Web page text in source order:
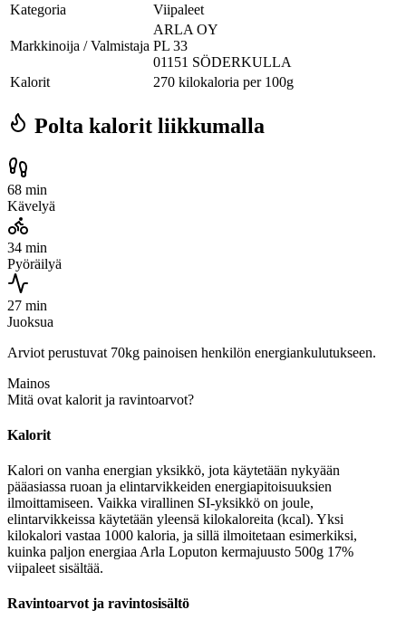
Kategoria
Viipaleet
Markkinoija / Valmistaja
ARLA OY
PL 33
01151 SÖDERKULLA
Kalorit
270 kilokaloria per 100g
Polta kalorit liikkumalla
68 min
Kävelyä
34 min
Pyöräilyä
27 min
Juoksua
Arviot perustuvat 70kg painoisen henkilön energiankulutukseen.
Mainos
Mitä ovat kalorit ja ravintoarvot?
Kalorit
Kalori on vanha energian yksikkö, jota käytetään nykyään
pääasiassa ruoan ja elintarvikkeiden energiapitoisuuksien
ilmoittamiseen. Vaikka virallinen SI-yksikkö on joule,
elintarvikkeissa käytetään yleensä kilokaloreita (kcal). Yksi
kilokalori vastaa 1000 kaloria, ja sillä ilmoitetaan esimerkiksi,
kuinka paljon energiaa Arla Loputon kermajuusto 500g 17%
viipaleet sisältää.
Ravintoarvot ja ravintosisältö